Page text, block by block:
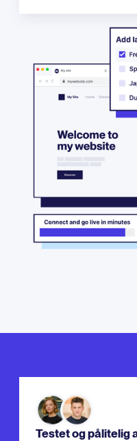
Testet og pålitelig